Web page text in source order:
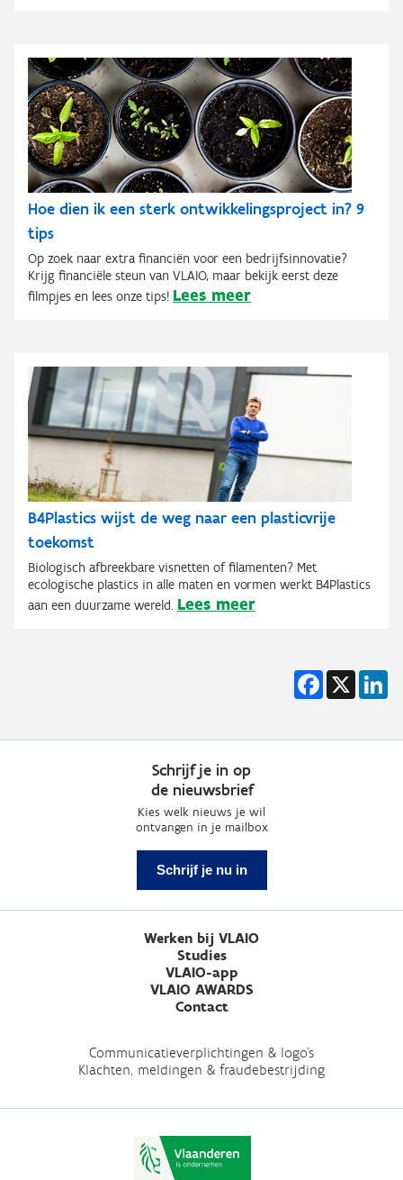
Hoe dien ik een sterk ontwikkelingsproject in? 9
tips
Op zoek naar extra financiën voor een bedrijfsinnovatie?
Krijg financiële steun van VLAIO, maar bekijk eerst deze
filmpjes en lees onze tips! Lees meer
B4Plastics wijst de weg naar een plasticvrije
toekomst
Biologisch afbreekbare visnetten of filamenten? Met
ecologische plastics in alle maten en vormen werkt B4Plastics
aan een duurzame wereld. Lees meer
Facebook
X
Schrijf je in op
de nieuwsbrief
Kies welk nieuws je wil
ontvangen in je mailbox
Schrijf je nu in
Werken bij VLAIO
Studies
VLAIO-app
VLAIO AWARDS
Contact
Communicatieverplichtingen & logo's
Klachten, meldingen & fraudebestrijding